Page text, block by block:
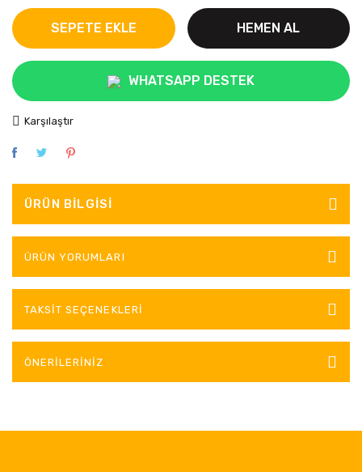
SEPETE EKLE HEMEN AL
WHATSAPP DESTEK
Karşılaştır
ÜRÜN BILGISI
ÜRÜN YORUMLARI
TAKSIT SEÇENEKLERI
ÖNERILERINIZ